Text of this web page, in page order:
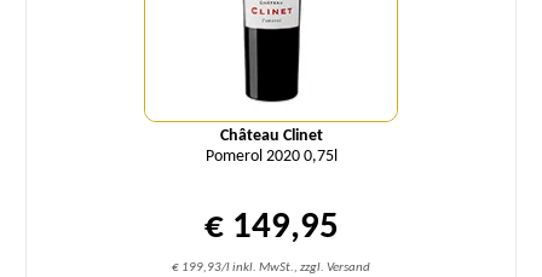
Château Clinet
Pomerol 2020 0,75l
€ 149,95
€ 199,93/l inkl. MwSt., zzgl. Versand